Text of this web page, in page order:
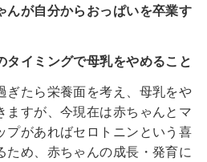
んが自分からおっぱいを卒業す
タイミングで母乳をやめること
ぎたら栄養面を考え、母乳をや
ますが、今現在は赤ちゃんとマ
プがあればセロトニンという喜
ため、赤ちゃんの成長・発育に